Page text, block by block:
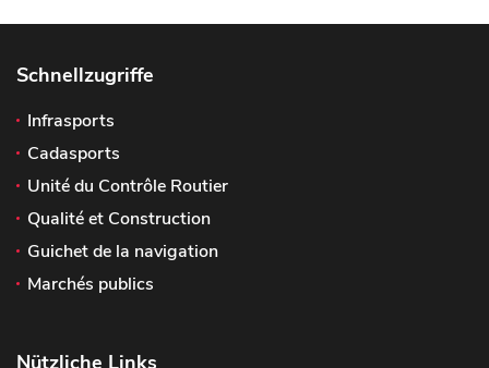
Schnellzugriffe
Infrasports
Cadasports
Unité du Contrôle Routier
Qualité et Construction
Guichet de la navigation
Marchés publics